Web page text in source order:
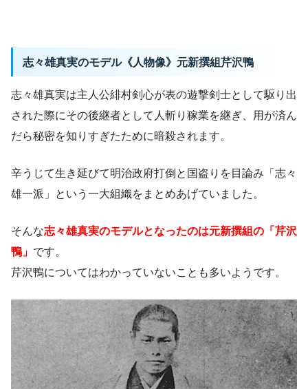
志々雄真実のモデル《人物像》元新撰組芹沢鴨
志々雄真実は主人公緋村剣心が表の遊撃剣士として駆り出
された際にその後継者として人斬り稼業を継ぎ、用が済ん
だら秘密を知りすぎたために暗殺されます。
辛うじて生き延びて明治政府打倒と国盗りを目論み「志々
雄一派」という一大組織をまとめあげていました。
そんな志々雄真実のモデルとなったのは元新撰組の「芹沢
鴨」 です。
芹沢鴨についてはわかっていないことも多いようです。